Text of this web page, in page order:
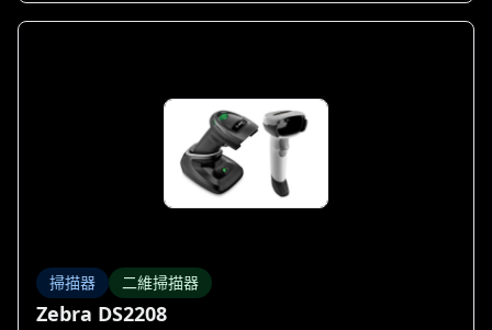
掃描器 二維掃描器
Zebra DS2208